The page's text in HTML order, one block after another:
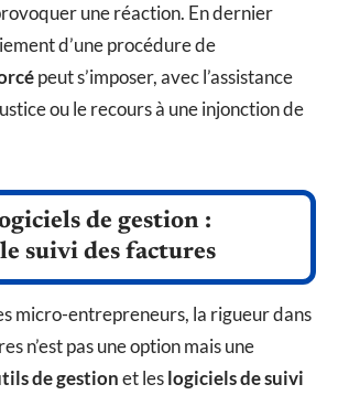
une réaction. En dernier
d’une procédure de
peut s’imposer, avec l’assistance
ou le recours à une injonction de
de gestion :
suivi des factures
micro-entrepreneurs, la rigueur dans
n’est pas une option mais une
de gestionet leslogiciels de suivi